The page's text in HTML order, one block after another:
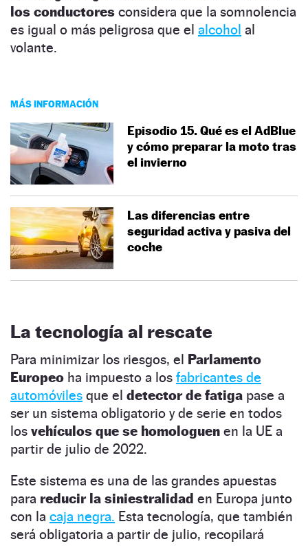
los conductores considera que la somnolencia
es igual o más peligrosa que el alcohol al
volante.
MÁS INFORMACIÓN
Episodio 15. Qué es el AdBlue
y cómo preparar la moto tras
el invierno
Las diferencias entre
seguridad activa y pasiva del
coche
La tecnología al rescate
Para minimizar los riesgos, el Parlamento
Europeo ha impuesto a los fabricantes de
automóviles que el detector de fatiga pase a
ser un sistema obligatorio y de serie en todos
los vehículos que se homologuen en la UE a
partir de julio de 2022.
Este sistema es una de las grandes apuestas
para reducir la siniestralidad en Europa junto
con la caja negra. Esta tecnología, que también
será obligatoria a partir de julio, recopilará